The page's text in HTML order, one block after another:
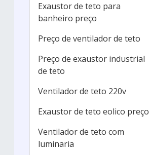
Exaustor de teto para
banheiro preço
Preço de ventilador de teto
Preço de exaustor industrial
de teto
Ventilador de teto 220v
Exaustor de teto eolico preço
Ventilador de teto com
luminaria